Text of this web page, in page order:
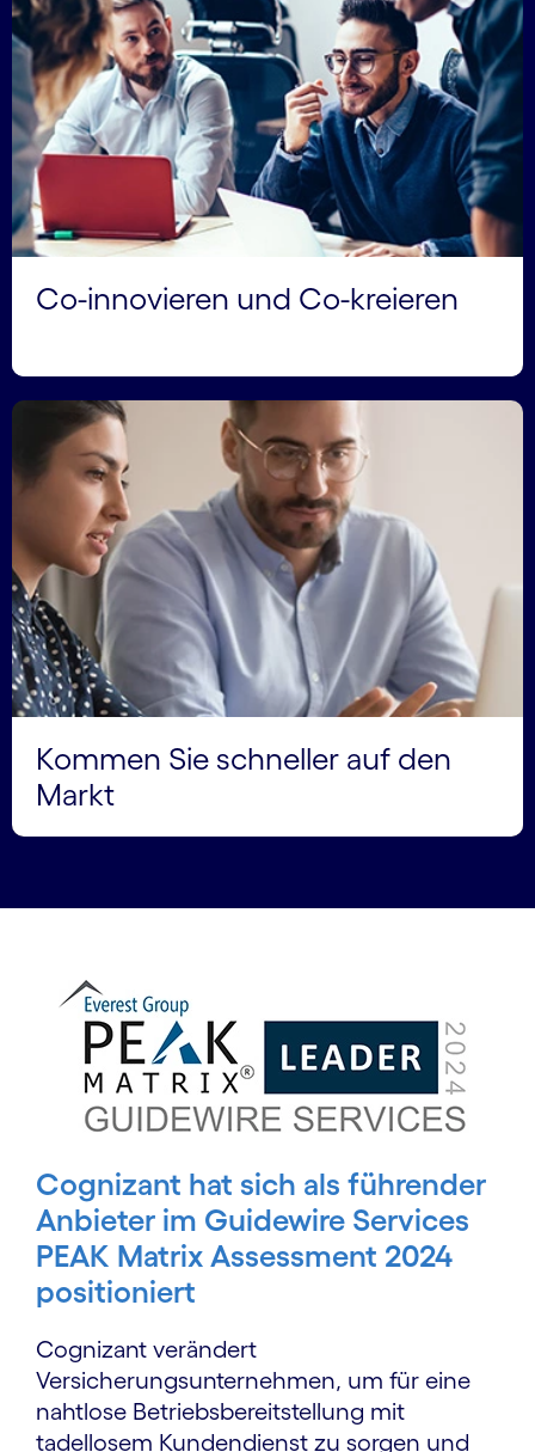
Co-innovieren und Co-kreieren
Kommen Sie schneller auf den
Markt
Cognizant hat sich als führender
Anbieter im Guidewire Services
PEAK Matrix Assessment 2024
positioniert
Cognizant verändert
Versicherungsunternehmen, um für eine
nahtlose Betriebsbereitstellung mit
tadellosem Kundendienst zu sorgen und